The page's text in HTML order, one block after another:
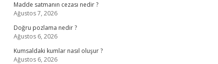
Madde satmanın cezası nedir ?
Ağustos 7, 2026
Doğru pozlama nedir ?
Ağustos 6, 2026
Kumsaldaki kumlar nasıl oluşur ?
Ağustos 6, 2026